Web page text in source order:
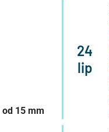
od 15 mm
24
lip